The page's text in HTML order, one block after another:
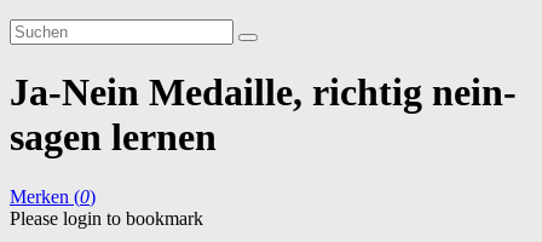
Ja-Nein Medaille, richtig nein-
sagen lernen
Merken (0)
Please login to bookmark